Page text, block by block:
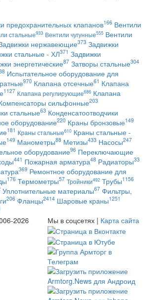
предохранительных клапанов166 Вентили
стальные933 Вентили чугунные555 Вентили
нержавеющие373 Задвижки
стальные - ХЛ371 Задвижки
энергетические87 Затворы стальные304
Испытательное оборудование для
970 Клапана отсечные61 Клапана
1127 Клапана регулирующие686 Клапана
сильфонные203
стальные63 Конденсатоотводчики
оборудование220 Краны бронзовые149
181 Краны стальные610 Краны стальные -
149 Манометры88 Метизы433 Насосы247
оборудование96 Переключающие
441 Пожарная арматура48 Радиаторы33
369 Ремонтное оборудование для
176 Термометры57 Тройники492 Трубы1156
Уплотнительные материалы67 Фильтры,
206 Фланцы2414 Шаровые краны1251
2026 Мы в соцсетях | Карта сайта